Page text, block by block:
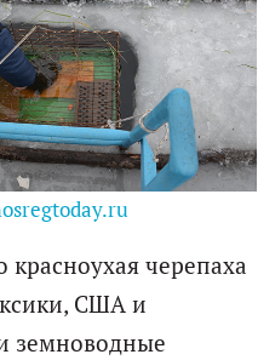
красноухая черепаха
США и
земноводные